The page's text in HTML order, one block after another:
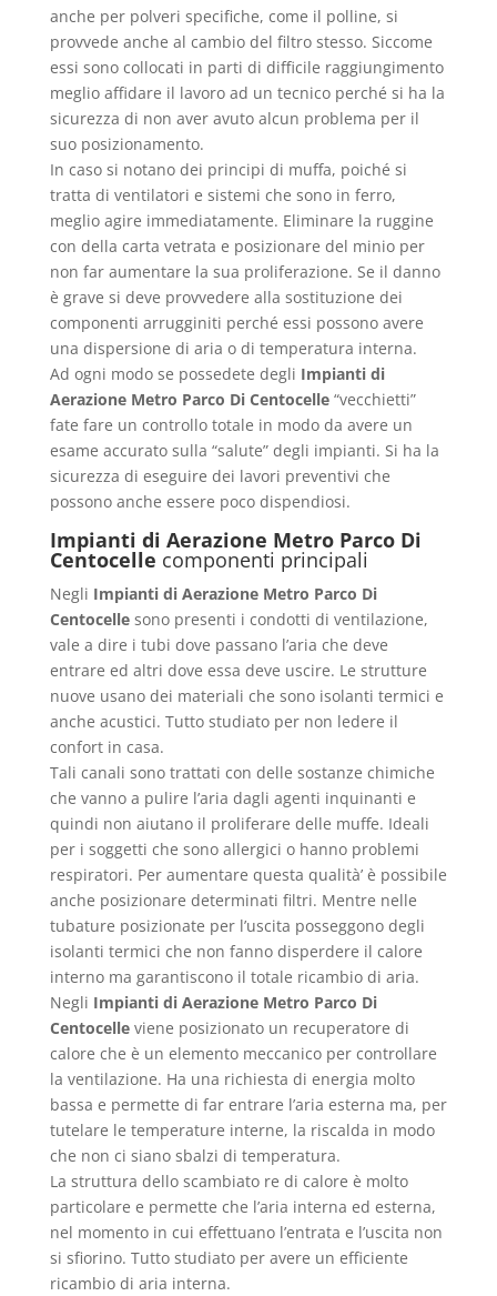
anche per polveri specifiche, come il polline, si
provvede anche al cambio del filtro stesso. Siccome
essi sono collocati in parti di difficile raggiungimento
meglio affidare il lavoro ad un tecnico perché si ha la
sicurezza di non aver avuto alcun problema per il
suo posizionamento.
In caso si notano dei principi di muffa, poiché si
tratta di ventilatori e sistemi che sono in ferro,
meglio agire immediatamente. Eliminare la ruggine
con della carta vetrata e posizionare del minio per
non far aumentare la sua proliferazione. Se il danno
è grave si deve provvedere alla sostituzione dei
componenti arrugginiti perché essi possono avere
una dispersione di aria o di temperatura interna.
Ad ogni modo se possedete degli Impianti di
Aerazione Metro Parco Di Centocelle“vecchietti”
fate fare un controllo totale in modo da avere un
esame accurato sulla “salute” degli impianti. Si ha la
sicurezza di eseguire dei lavori preventivi che
possono anche essere poco dispendiosi.
Impianti di Aerazione Metro Parco Di
Centocelle componenti principali
Negli Impianti di Aerazione Metro Parco Di
Centocellesono presenti i condotti di ventilazione,
vale a dire i tubi dove passano l’aria che deve
entrare ed altri dove essa deve uscire. Le strutture
nuove usano dei materiali che sono isolanti termici e
anche acustici. Tutto studiato per non ledere il
confort in casa.
Tali canali sono trattati con delle sostanze chimiche
che vanno a pulire l’aria dagli agenti inquinanti e
quindi non aiutano il proliferare delle muffe. Ideali
per i soggetti che sono allergici o hanno problemi
respiratori. Per aumentare questa qualità’ è possibile
anche posizionare determinati filtri. Mentre nelle
tubature posizionate per l’uscita posseggono degli
isolanti termici che non fanno disperdere il calore
interno ma garantiscono il totale ricambio di aria.
Negli Impianti di Aerazione Metro Parco Di
Centocelleviene posizionato un recuperatore di
calore che è un elemento meccanico per controllare
la ventilazione. Ha una richiesta di energia molto
bassa e permette di far entrare l’aria esterna ma, per
tutelare le temperature interne, la riscalda in modo
che non ci siano sbalzi di temperatura.
La struttura dello scambiato re di calore è molto
particolare e permette che l’aria interna ed esterna,
nel momento in cui effettuano l’entrata e l’uscita non
si sfiorino. Tutto studiato per avere un efficiente
ricambio di aria interna.